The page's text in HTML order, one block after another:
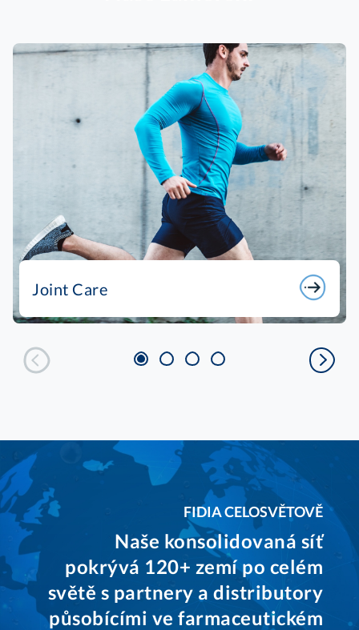
Joint Care
FIDIA CELOSVĚTOVĚ
Naše konsolidovaná síť
pokrývá 120+ zemí po celém
světě s partnery a distributory
působícími ve farmaceutickém